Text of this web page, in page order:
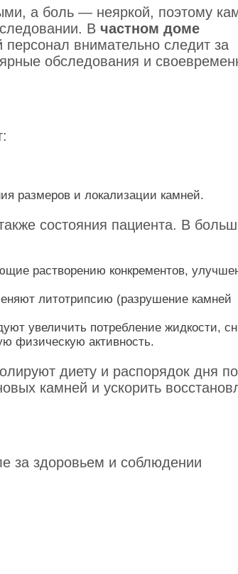
а боль — неяркой, поэтому
В частном доме
персонал внимательно следит за
обследования и
размеров и локализации камней.
состояния пациента. В
растворению конкрементов,
литотрипсию (разрушение камней
увеличить потребление жидкости,
физическую активность.
диету и распорядок дня
камней и ускорить
за здоровьем и соблюдении